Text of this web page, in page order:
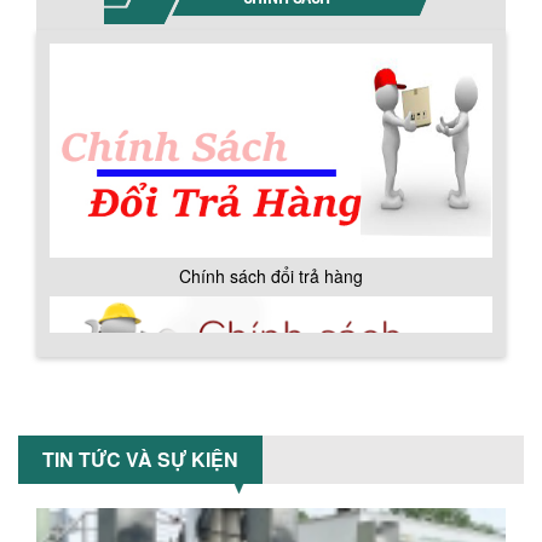
Hướng dẫn thanh toán mua hàng
Chính sách đổi trả hàng
Chính sách bảo hành
TIN TỨC VÀ SỰ KIỆN
Khám phá lý do doanh nghiệp nên
suất cao, kiểm soát nhiệt tốt, tiết kiệm
ƯU ĐÃI ĐẶC BIỆT: GIÁ MÁY KHUẤY SƠN
CÔNG NGHIỆP GIẢM SỐC
Ưu đãi đặc biệt: Giá máy khuấy sơn
công nghiệp giảm sốc lên đến 20%.
Tiết kiệm chi phí, nhận ngay máy
khuấy...
TỐI ƯU CHI PHÍ SẢN XUẤT VỚI MÁY TRỘN
SƠN CÔNG NGHIỆP HIỆN ĐẠI
nghiệp giúp doanh nghiệp tiết kiệm
CHỌN MÁY KHUẤY TRỘN HÓA CHẤT CHO
Khám phá những tiêu chí quan trọng
giúp doanh nghiệp lựa chọn máy khuấy
trộn hóa chất phù hợp. Từ máy khuấy